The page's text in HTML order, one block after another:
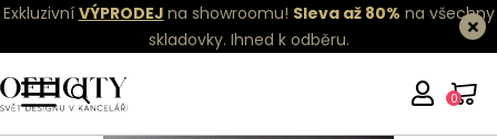
Exkluzivní VÝPRODEJ na showroomu! Sleva až 80% na všechny
skladovky. Ihned k odběru.
0